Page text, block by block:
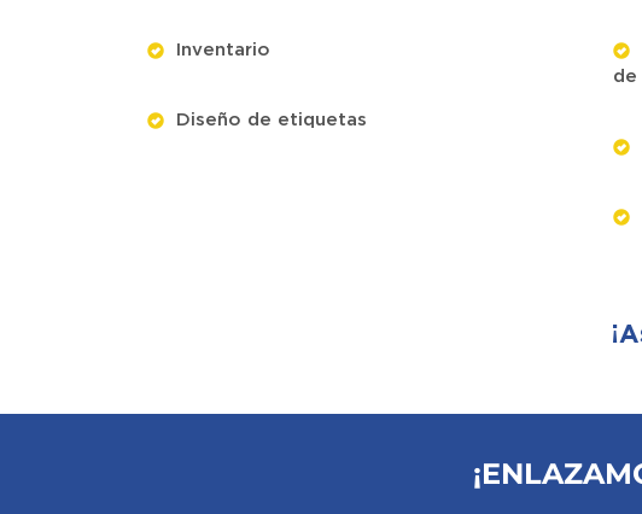
Inventario
Diseño de etiquetas
de